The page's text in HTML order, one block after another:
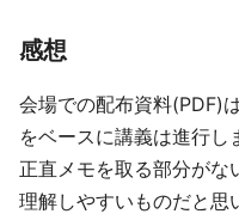
感想
会場での配布資料(PDF)
をベースに講義は進行し
正直メモを取る部分がな
理解しやすいものだと思